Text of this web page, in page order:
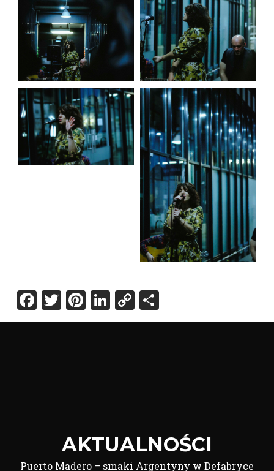
Facebook
Twitter
Pinterest
LinkedIn
Copy
Link
Share
AKTUALNOŚCI
Puerto Madero – smaki Argentyny w Defabryce